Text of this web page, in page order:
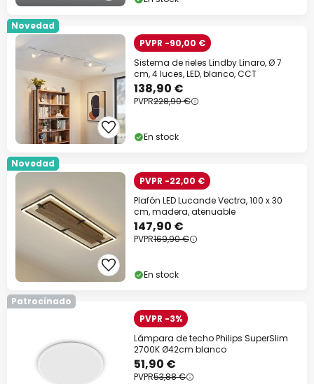
Novedad
PVPR -90,00 €
Sistema de rieles Lindby Linaro, Ø 7
cm, 4 luces, LED, blanco, CCT
138,90 €
PVPR228,90 €
En stock
Novedad
PVPR -22,00 €
Plafón LED Lucande Vectra, 100 x 30
cm, madera, atenuable
147,90 €
PVPR169,90 €
En stock
Patrocinado
PVPR -3%
Lámpara de techo Philips SuperSlim
2700K Ø42cm blanco
51,90 €
PVPR53,88 €